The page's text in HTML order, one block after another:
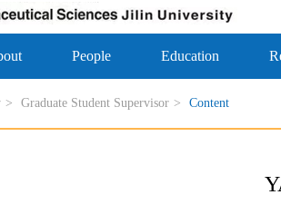
People Education
> Graduate Student Supervisor > Content